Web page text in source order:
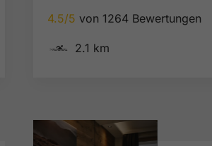
4.5/5 von 1264 Bewertungen
🅐 2.1 km